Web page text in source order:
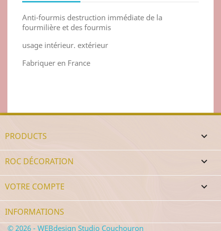
Anti-fourmis destruction immédiate de la
fourmilière et des fourmis
usage intérieur. extérieur
Fabriquer en France
PRODUCTS 
ROC DÉCORATION 
VOTRE COMPTE 
INFORMATIONS
© 2026 - WEBdesign Studio Couchouron